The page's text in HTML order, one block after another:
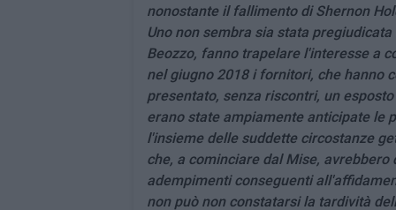
nonostante il fallimento di Shernon
Uno non sembra sia stata
Beozzo, fanno trapelare l'interesse a
nel giugno 2018 i fornitori, che hanno
presentato, senza riscontri, un
erano state ampiamente anticipate le
l'insieme delle suddette circostanze
che, a cominciare dal Mise,
adempimenti conseguenti
non può non constatarsi la tardività